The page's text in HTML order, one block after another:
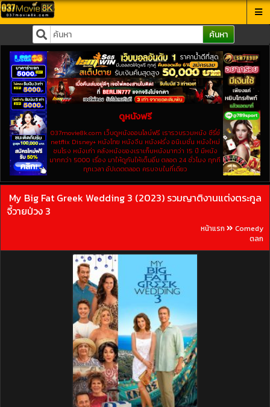
ค้นหา
ดูหนังฟรี
037movie8k.com เว็บดูหนังออนไลน์ฟรี เรารวบรวมหนัง ซีรี่ย์
netflix Disney+ หนังไทย หนังจีน หนังฝรั่ง อนิเมชั่น หนังใหม่
ชนโรง หนังเก่า คลังหนังของเราเก็บหนังมากว่า 15 ปี มีหนัง
มากกว่า 5000 เรื่อง มาให้ดูกันให้เต็มอิ่ม ตลอด 24 ชั่วโมง ทุกที
ทุกเวลา อัปเดตตลอด ครบจบในที่เดียว
My Big Fat Greek Wedding 3 (2023) รวมญาติงานแต่งตระกูล
จี้วายป่วง 3
หน้าแรก
Comedy
ตลก